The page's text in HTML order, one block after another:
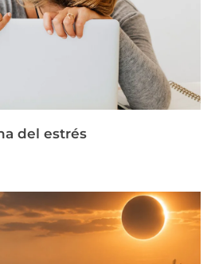
del estrés